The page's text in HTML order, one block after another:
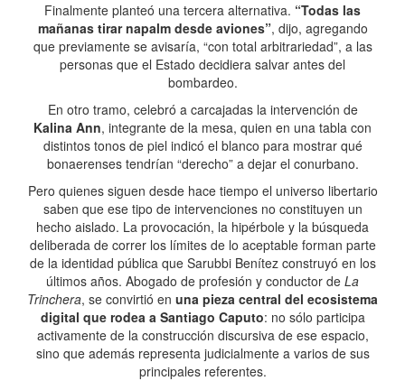
Finalmente planteó una tercera alternativa. “Todas las
mañanas tirar napalm desde aviones”, dijo, agregando
que previamente se avisaría, “con total arbitrariedad”, a las
personas que el Estado decidiera salvar antes del
bombardeo.
En otro tramo, celebró a carcajadas la intervención de
Kalina Ann, integrante de la mesa, quien en una tabla con
distintos tonos de piel indicó el blanco para mostrar qué
bonaerenses tendrían “derecho” a dejar el conurbano.
Pero quienes siguen desde hace tiempo el universo libertario
saben que ese tipo de intervenciones no constituyen un
hecho aislado. La provocación, la hipérbole y la búsqueda
deliberada de correr los límites de lo aceptable forman parte
de la identidad pública que Sarubbi Benítez construyó en los
últimos años. Abogado de profesión y conductor de La
Trinchera, se convirtió en una pieza central del ecosistema
digital que rodea a Santiago Caputo: no sólo participa
activamente de la construcción discursiva de ese espacio,
sino que además representa judicialmente a varios de sus
principales referentes.